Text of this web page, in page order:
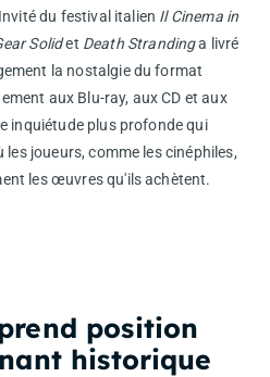
du festival italien Il Cinema in
Solidet Death Strandinga livré
la nostalgie du format
aux Blu-ray, aux CD et aux
inquiétude plus profonde qui
les joueurs, comme les cinéphiles,
les œuvres qu'ils achètent.
position
historique